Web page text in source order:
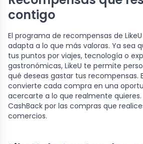
contigo
El programa de recompensas de
adapta a lo que más valoras. Ya sea
tus puntos por viajes, tecnología o
gastronómicas, LikeU te permite
qué deseas gastar tus recompensas.
convierte cada compra en una
acercarte a lo que realmente quieres.
CashBack por las compras que
comercios.